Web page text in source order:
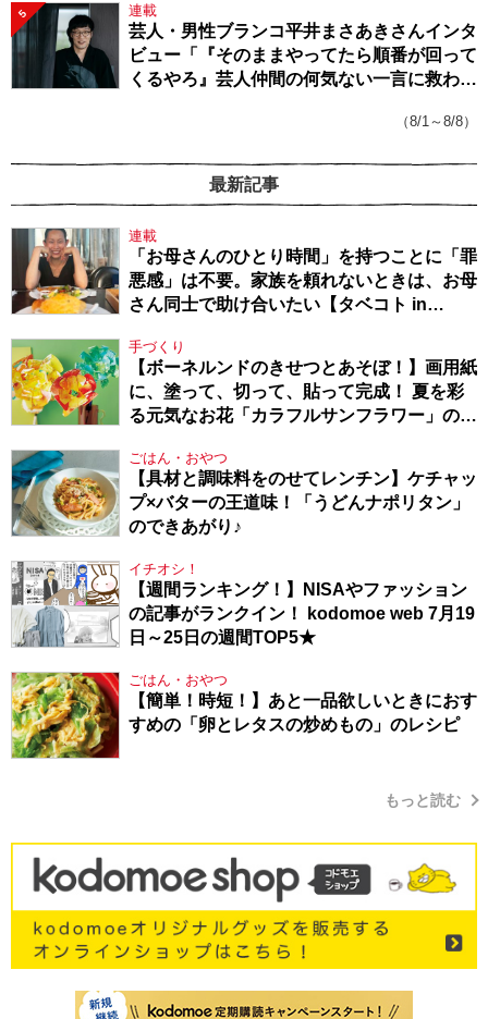
5 連載
芸人・男性ブランコ平井まさあきさんインタ
ビュー「『そのままやってたら順番が回って
くるやろ』芸人仲間の何気ない一言に救われ
（8/1～8/8）
最新記事
連載
「お母さんのひとり時間」を持つことに「罪
悪感」は不要。家族を頼れないときは、お母
さん同士で助け合いたい【タベコト in
手づくり
【ボーネルンドのきせつとあそぼ！】画用紙
に、塗って、切って、貼って完成！ 夏を彩
る元気なお花「カラフルサンフラワー」の作
ごはん・おやつ
【具材と調味料をのせてレンチン】ケチャッ
プ×バターの王道味！「うどんナポリタン」
のできあがり♪
イチオシ！
【週間ランキング！】NISAやファッション
の記事がランクイン！ kodomoe web 7月19
日～25日の週間TOP5★
ごはん・おやつ
【簡単！時短！】あと一品欲しいときにおす
すめの「卵とレタスの炒めもの」のレシピ
もっと読む